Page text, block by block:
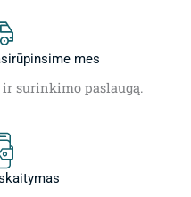
mes
surinkimo paslaugą.